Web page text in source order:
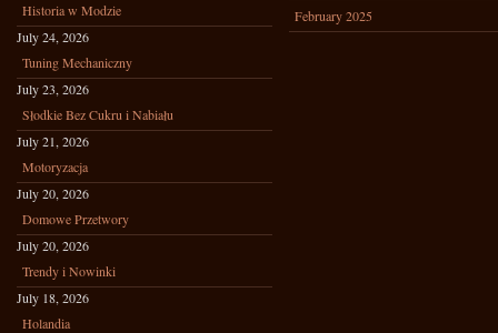
Historia w Modzie
July 24, 2026
Tuning Mechaniczny
July 23, 2026
Słodkie Bez Cukru i Nabiału
July 21, 2026
Motoryzacja
July 20, 2026
Domowe Przetwory
July 20, 2026
Trendy i Nowinki
July 18, 2026
Holandia
February 2025